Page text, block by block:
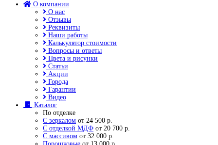
О компании
О нас
Отзывы
Реквизиты
Наши работы
Калькулятор стоимости
Вопросы и ответы
Цвета и рисунки
Статьи
Акции
Города
Гарантии
Видео
Каталог
По отделке
С зеркалом от 24 500 р.
С отделкой МДФ от 20 700 р.
С массивом от 32 000 р.